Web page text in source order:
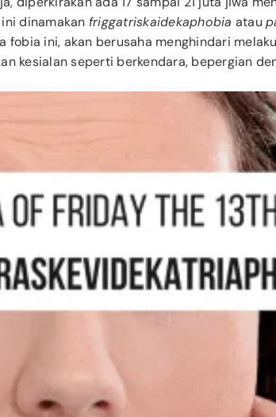
dinamakan friggatriskaidekaphobia atau
fobia ini, akan berusaha menghindari
kesialan seperti berkendara, bepergian